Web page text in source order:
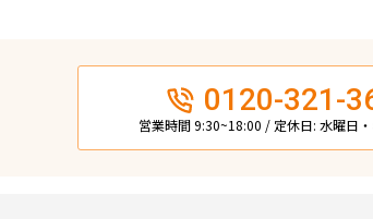
0120-321-
営業時間 9:30~18:00 / 定休日: 水曜日